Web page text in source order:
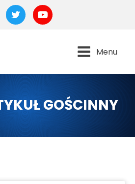
Menu
GOŚCINNY